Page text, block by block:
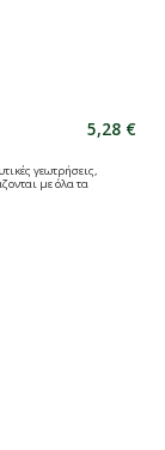
5,28 €
γεωτρήσεις,
με όλα τα